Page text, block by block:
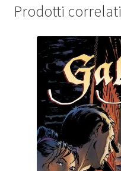
Prodotti correlati